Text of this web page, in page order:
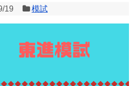
19 模試